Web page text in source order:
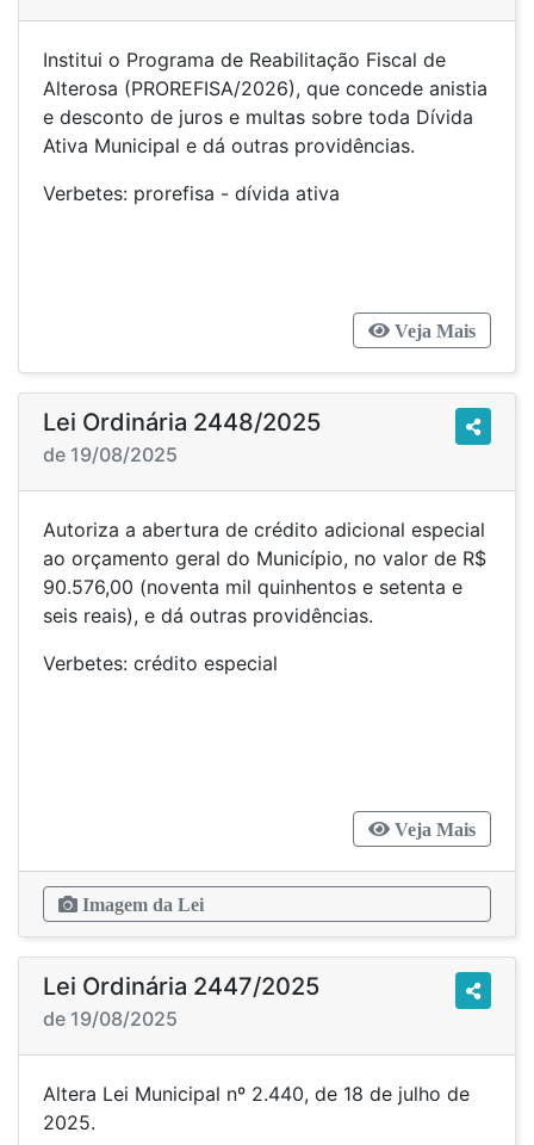
Institui o Programa de Reabilitação Fiscal de
Alterosa (PROREFISA/2026), que concede anistia
e desconto de juros e multas sobre toda Dívida
Ativa Municipal e dá outras providências.
Verbetes: prorefisa - dívida ativa
Veja Mais
Lei Ordinária 2448/2025
de 19/08/2025
Autoriza a abertura de crédito adicional especial
ao orçamento geral do Município, no valor de R$
90.576,00 (noventa mil quinhentos e setenta e
seis reais), e dá outras providências.
Verbetes: crédito especial
Veja Mais
Imagem da Lei
Lei Ordinária 2447/2025
de 19/08/2025
Altera Lei Municipal nº 2.440, de 18 de julho de
2025.